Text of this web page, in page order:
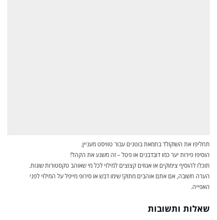
תחליפו את השוקולד בחמאת בוטנים עבור טוויסט מעניין.
הוסיפו פירות יער כמו דובדבנים או פטל – זה משגע את הקהל!
תוכלו להוסיף צימוקים או אגוזים קצוצים למילוי לכל מי שאוהב טקסטורות שונות.
הערה חשובה, אם אתם אוהבים מתוק! שימו דבש או סירופ מייפל על המילוי לפני
האפייה.
שאלות ותשובות